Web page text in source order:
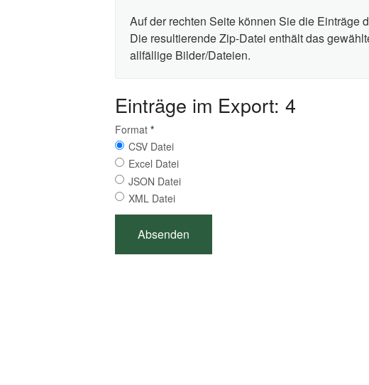
Auf der rechten Seite können Sie die Einträge
Die resultierende Zip-Datei enthält das
allfällige Bilder/Dateien.
Einträge im Export: 4
Format *
CSV Datei
Excel Datei
JSON Datei
XML Datei